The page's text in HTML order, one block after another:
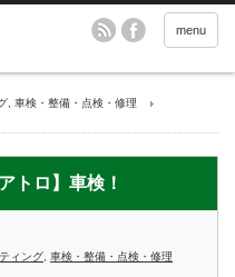
menu
車検・整備・点検・修理
トロ】車検！
ィング 車検・整備・点検・修理